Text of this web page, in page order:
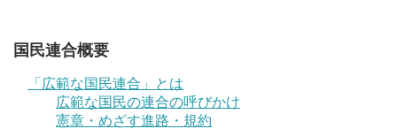
国民連合概要
「広範な国民連合」とは
広範な国民の連合の呼びかけ
憲章・めざす進路・規約